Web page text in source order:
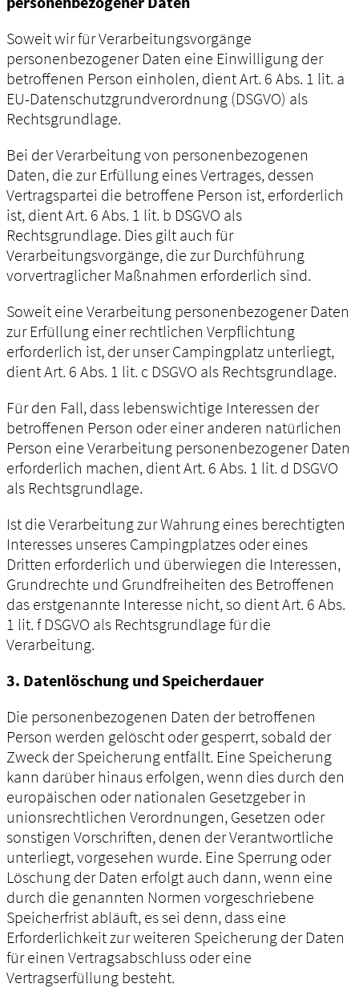
Soweit wir für Verarbeitungsvorgänge
personenbezogener Daten eine Einwilligung der
betroffenen Person einholen, dient Art. 6 Abs. 1 lit. a
EU-Datenschutzgrundverordnung (DSGVO) als
Rechtsgrundlage.
Bei der Verarbeitung von personenbezogenen
Daten, die zur Erfüllung eines Vertrages, dessen
Vertragspartei die betroffene Person ist, erforderlich
ist, dient Art. 6 Abs. 1 lit. b DSGVO als
Rechtsgrundlage. Dies gilt auch für
Verarbeitungsvorgänge, die zur Durchführung
vorvertraglicher Maßnahmen erforderlich sind.
Soweit eine Verarbeitung personenbezogener Daten
zur Erfüllung einer rechtlichen Verpflichtung
erforderlich ist, der unser Campingplatz unterliegt,
dient Art. 6 Abs. 1 lit. c DSGVO als Rechtsgrundlage.
Für den Fall, dass lebenswichtige Interessen der
betroffenen Person oder einer anderen natürlichen
Person eine Verarbeitung personenbezogener Daten
erforderlich machen, dient Art. 6 Abs. 1 lit. d DSGVO
als Rechtsgrundlage.
Ist die Verarbeitung zur Wahrung eines berechtigten
Interesses unseres Campingplatzes oder eines
Dritten erforderlich und überwiegen die Interessen,
Grundrechte und Grundfreiheiten des Betroffenen
das erstgenannte Interesse nicht, so dient Art. 6 Abs.
1 lit. f DSGVO als Rechtsgrundlage für die
Verarbeitung.
3. Datenlöschung und Speicherdauer
Die personenbezogenen Daten der betroffenen
Person werden gelöscht oder gesperrt, sobald der
Zweck der Speicherung entfällt. Eine Speicherung
kann darüber hinaus erfolgen, wenn dies durch den
europäischen oder nationalen Gesetzgeber in
unionsrechtlichen Verordnungen, Gesetzen oder
sonstigen Vorschriften, denen der Verantwortliche
unterliegt, vorgesehen wurde. Eine Sperrung oder
Löschung der Daten erfolgt auch dann, wenn eine
durch die genannten Normen vorgeschriebene
Speicherfrist abläuft, es sei denn, dass eine
Erforderlichkeit zur weiteren Speicherung der Daten
für einen Vertragsabschluss oder eine
Vertragserfüllung besteht.